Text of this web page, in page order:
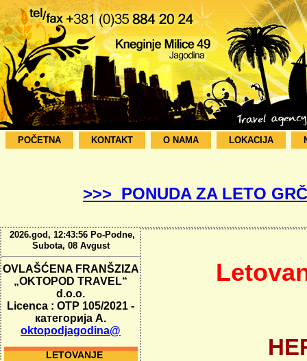
POČETNA KONTAKT O NAMA LOKACIJA
>>> PONUDA ZA LETO
2026.god, 12:43:57 Po-Podne,
Subota, 08 Avgust
OVLAŠĆENA FRANŠZIZA
„OKTOPOD TRAVEL“
d.o.o.
Licenca : OTP 105/2021 -
категорија А.
oktopodjagodina@
LETOVANJE